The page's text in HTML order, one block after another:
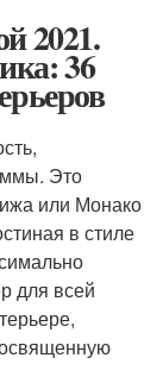
2021.
36
Это
или Монако
в стиле
для всей